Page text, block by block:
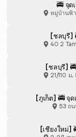
🚎 จุด
หมู่บ้านฟ้
Thanyaburi
[ชลบุรี]
40 2
[ชลบุรี]
21/110 ม
[ภูเก็ต] 🚎 จุ
53 ถน
[เชียงใหม่]